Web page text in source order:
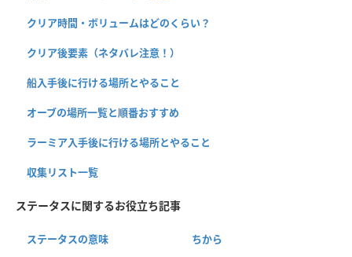
クリア時間・ボリュームはどのくらい？
クリア後要素（ネタバレ注意！）
船入手後に行ける場所とやること
オーブの場所一覧と順番おすすめ
ラーミア入手後に行ける場所とやること
収集リスト一覧
ステータスに関するお役立ち記事
ステータスの意味 ちから